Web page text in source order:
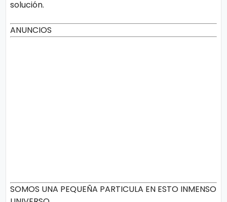
solución.
ANUNCIOS
SOMOS UNA PEQUEÑA PARTICULA EN ESTO INMENSO